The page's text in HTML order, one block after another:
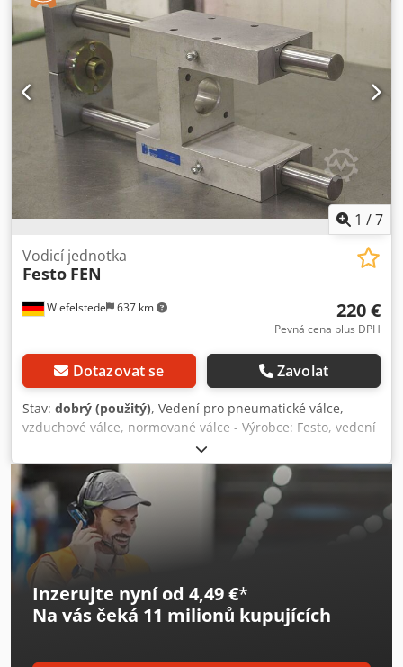
1 /7
Wiefelstede 637 km
Vodicí jednotka
Festo FEN
220 €
Pevná cena plus DPH
Dotazovat se Zavolat
Stav: dobrý (použitý), Vedení pro pneumatické válce,
vzduchové válce, normované válce - Výrobce: Festo, vedení
FEN... - Typ: FEN.... -X-S1-SA viz obrázek typového štítku -
Zdvih: cca 200 mm - Vrtání: pro píst o průměru 48 mm -
Rozměry: 465/190/V105 mm Crodpefxg Nusfx Aqljf -
Hmotnost: 14,2 kg
Inzerujte nyní od 4,49 €*
Na vás čeká 11 milionů kupujících